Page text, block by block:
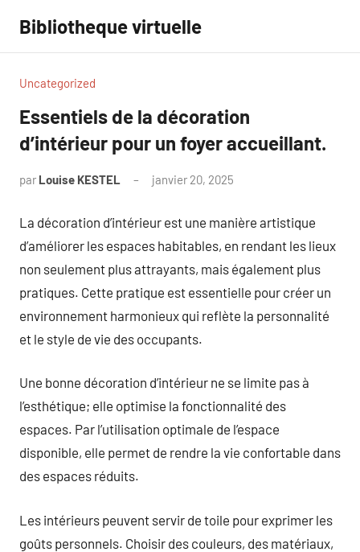
contenu
Bibliotheque virtuelle
Uncategorized
Essentiels de la décoration
d’intérieur pour un foyer accueillant.
par Louise KESTEL janvier 20, 2025
La décoration d’intérieur est une manière artistique
d’améliorer les espaces habitables, en rendant les lieux
non seulement plus attrayants, mais également plus
pratiques. Cette pratique est essentielle pour créer un
environnement harmonieux qui reflète la personnalité
et le style de vie des occupants.
Une bonne décoration d’intérieur ne se limite pas à
l’esthétique; elle optimise la fonctionnalité des
espaces. Par l’utilisation optimale de l’espace
disponible, elle permet de rendre la vie confortable dans
des espaces réduits.
Les intérieurs peuvent servir de toile pour exprimer les
goûts personnels. Choisir des couleurs, des matériaux,